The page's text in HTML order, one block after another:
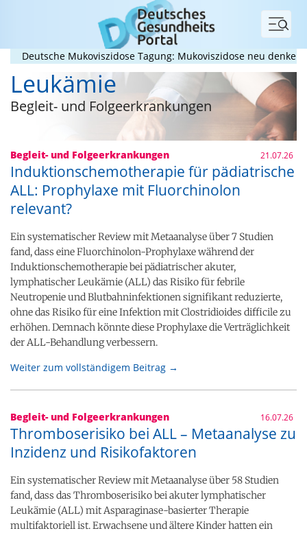
Menü
Mukoviszidose Tagung: Mukoviszidose neu denken?
Leukämie
Begleit- und Folgeerkrankungen
Begleit- und Folgeerkrankungen 21.07.26
Induktionschemotherapie für pädiatrische
ALL: Prophylaxe mit Fluorchinolon
relevant?
Ein systematischer Review mit Metaanalyse über 7 Studien
fand, dass eine Fluorchinolon-Prophylaxe während der
Induktionschemotherapie bei pädiatrischer akuter,
lymphatischer Leukämie (ALL) das Risiko für febrile
Neutropenie und Blutbahninfektionen signifikant reduzierte,
ohne das Risiko für eine Infektion mit Clostridioides difficile zu
erhöhen. Demnach könnte diese Prophylaxe die Verträglichkeit
der ALL-Behandlung verbessern.
Weiter zum vollständigem Beitrag →
Begleit- und Folgeerkrankungen 16.07.26
Thromboserisiko bei ALL – Metaanalyse zu
Inzidenz und Risikofaktoren
Ein systematischer Review mit Metaanalyse über 58 Studien
fand, dass das Thromboserisiko bei akuter lymphatischer
Leukämie (ALL) mit Asparaginase-basierter Therapie
multifaktoriell ist. Erwachsene und ältere Kinder hatten ein